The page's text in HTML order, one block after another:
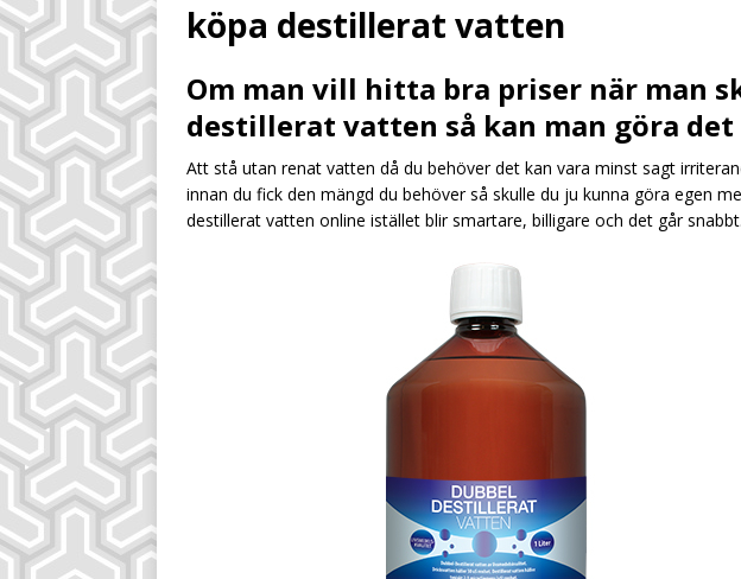
UNCATEGORIZED
inkomstkälla
UNCATEGORIZED
[ July 28, 2026 ] Sänk Kostnaden per Glas
UNCATEGORIZED
[ August 4, 2026 ] Låt koncentraten från
köpa destillerat vatten
Om man vill hitta bra priser när man
destillerat vatten så kan man göra
Att stå utan renat vatten då du behöver det kan vara minst sagt
innan du fick den mängd du behöver så skulle du ju kunna göra egen
destillerat vatten online istället blir smartare, billigare och det går snabbt.